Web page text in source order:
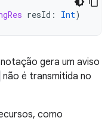
resId : Int)
gera um aviso
não é transmitida no
como